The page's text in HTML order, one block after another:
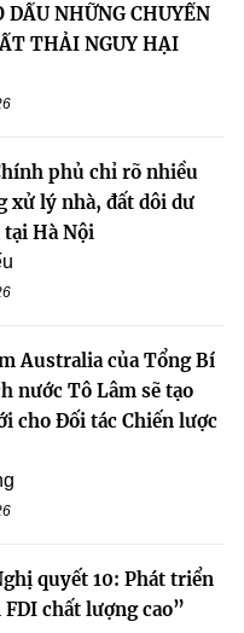
DẤU NHỮNG CHUYẾN
THẢI NGUY HẠI
phủ chỉ rõ nhiều
xử lý nhà, đất dôi dư
tại Hà Nội
Australia của Tổng Bí
nước Tô Lâm sẽ tạo
cho Đối tác Chiến lược
quyết 10: Phát triển
chất lượng cao”